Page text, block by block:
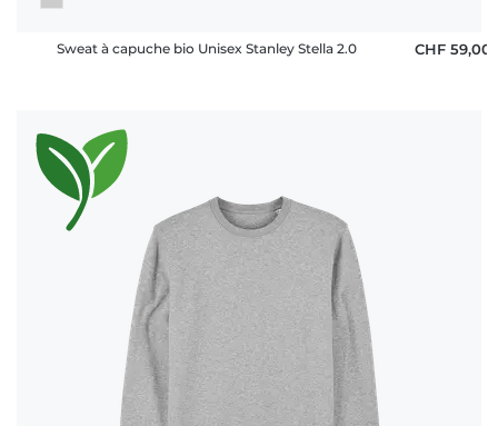
Sweat à capuche bio Unisex Stanley Stella 2.0 CHF 59,00